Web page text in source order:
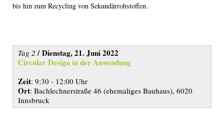
bis hin zum Recycling von Sekundärrohstoffen.
Tag 2/ Dienstag, 21. Juni 2022
Circular Design in der Anwendung
Zeit: 9:30 - 12:00 Uhr
Ort: Bachlechnerstraße 46 (ehemaliges Bauhaus), 6020
Innsbruck